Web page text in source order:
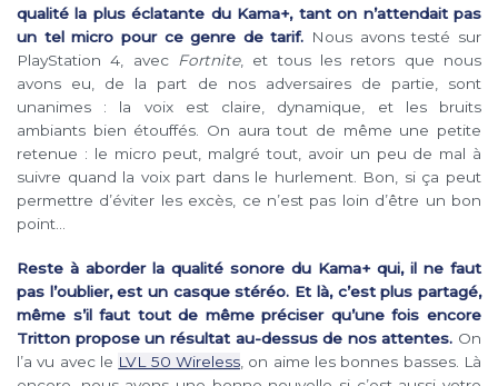
qualité la plus éclatante du Kama+, tant on n’attendait pas
un tel micro pour ce genre de tarif. Nous avons testé sur
PlayStation 4, avec
Fortnite, et tous les retors que nous
avons eu, de la part de nos adversaires de partie, sont
unanimes : la voix est claire, dynamique, et les bruits
ambiants bien étouffés. On aura tout de même une petite
retenue : le micro peut, malgré tout, avoir un peu de mal à
suivre quand la voix part dans le hurlement. Bon, si ça peut
permettre d’éviter les excès, ce n’est pas loin d’être un bon
point…
Reste à aborder la qualité sonore du Kama+ qui, il ne faut
pas l’oublier, est un casque stéréo. Et là, c’est plus partagé,
même s’il faut tout de même préciser qu’une fois encore
Tritton propose un résultat au-dessus de nos attentes. On
l’a vu avec le LVL 50 Wireless , on aime les bonnes basses. Là